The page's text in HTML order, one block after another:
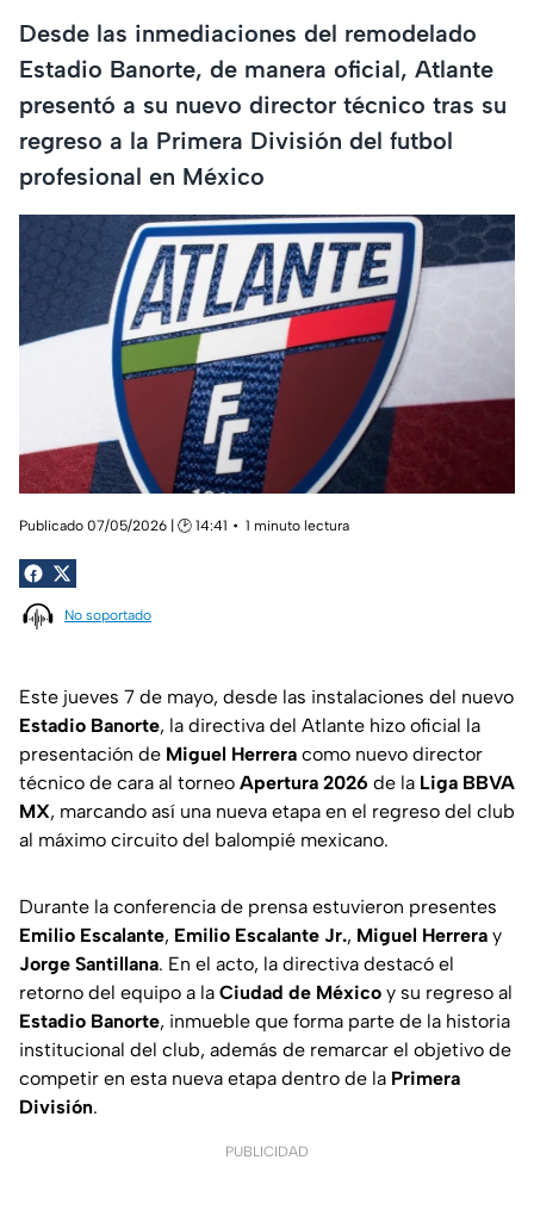
Desde las inmediaciones del remodelado
Estadio Banorte, de manera oficial, Atlante
presentó a su nuevo director técnico tras su
regreso a la Primera División del futbol
profesional en México
Publicado 07/05/2026 | 🕑 14:41 1 minuto lectura
No soportado
Este jueves 7 de mayo, desde las instalaciones del nuevo
Estadio Banorte, la directiva del Atlante hizo oficial la
presentación de Miguel Herrera como nuevo director
técnico de cara al torneo Apertura 2026 de la Liga BBVA
MX, marcando así una nueva etapa en el regreso del club
al máximo circuito del balompié mexicano.
Durante la conferencia de prensa estuvieron presentes
Emilio Escalante, Emilio Escalante Jr., Miguel Herrera y
Jorge Santillana. En el acto, la directiva destacó el
retorno del equipo a la Ciudad de México y su regreso al
Estadio Banorte, inmueble que forma parte de la historia
institucional del club, además de remarcar el objetivo de
competir en esta nueva etapa dentro de la Primera
División.
PUBLICIDAD